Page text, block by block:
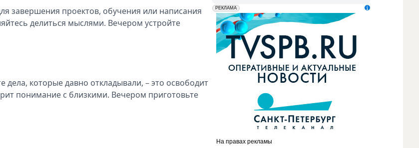
завершения проектов, обучения или написания
делиться мыслями. Вечером устройте
которые давно откладывали, – это освободит
понимание с близкими. Вечером приготовьте
erid: LdtCK5udn
РЕКЛАМА
АО "ГАТР", ИНН: 7841320717